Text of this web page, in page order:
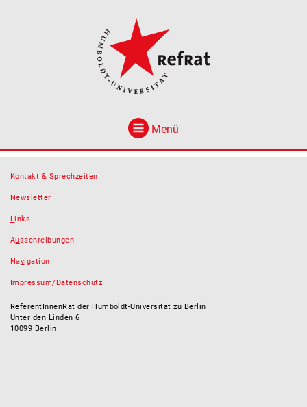
Menü
Kontakt & Sprechzeiten
Newsletter
Links
Ausschreibungen
Navigation
Impressum/Datenschutz
ReferentInnenRat der Humboldt-Universität zu Berlin
Unter den Linden 6
10099 Berlin